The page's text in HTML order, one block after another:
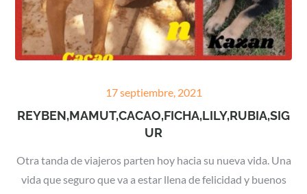
Posted
on
17 septiembre, 2021
REYBEN,MAMUT,CACAO,FICHA,LILY,RUBIA,SIG
UR
Otra tanda de viajeros parten hoy hacia su nueva vida. Una
vida que seguro que va a estar llena de felicidad y buenos